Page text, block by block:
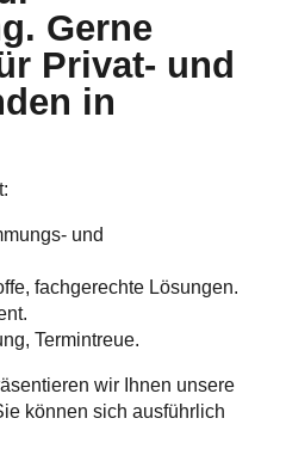
Gerne
Privat- und
in
und
fachgerechte Lösungen.
Termintreue.
wir Ihnen unsere
können sich ausführlich